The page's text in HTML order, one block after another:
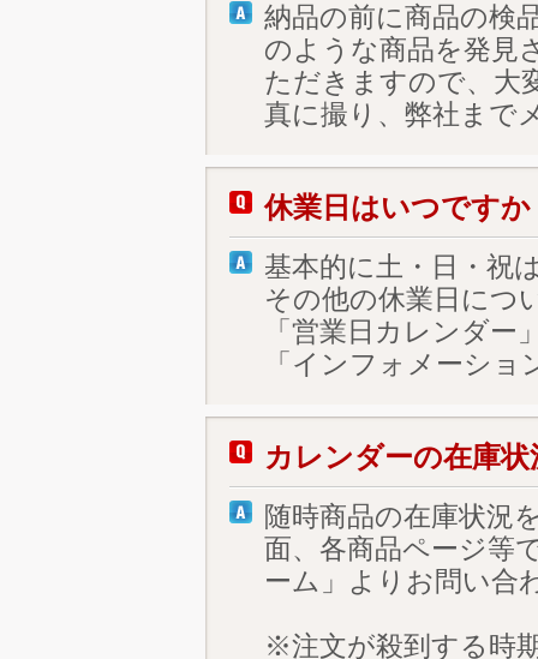
納品の前に商品の検
のような商品を発見
ただきますので、大
真に撮り、弊社まで
休業日はいつですか
基本的に土・日・祝
その他の休業日につ
「営業日カレンダ
「インフォメーシ
カレンダーの在庫
随時商品の在庫状況
面、各商品ページ等
ーム」よりお問い合
※注文が殺到する時